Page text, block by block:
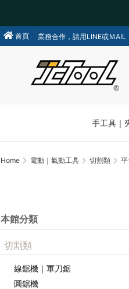
首頁
我們不會主動聯絡操作各類
業務合作，請用LINE或ＭAIL
手工具｜
Home 電動｜氣動工具 切割類
本館分類
切割類
線鋸機｜軍刀鋸
圓鋸機